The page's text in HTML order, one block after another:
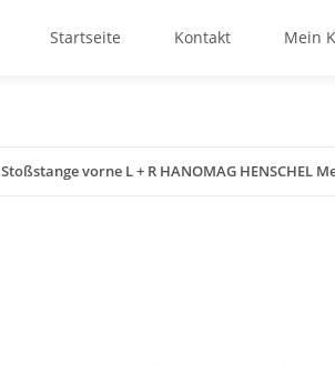
Startseite Kontakt Mein
Stoßstange vorne L + R HANOMAG HENSCHEL